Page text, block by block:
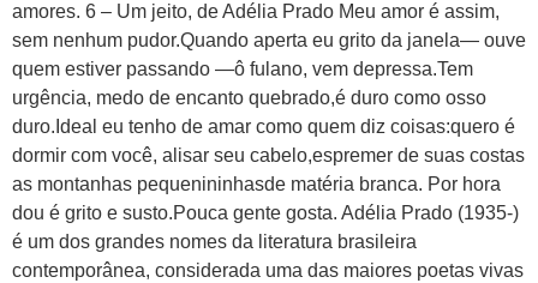
amores. 6 – Um jeito, de Adélia Prado Meu amor é assim,
sem nenhum pudor.Quando aperta eu grito da janela— ouve
quem estiver passando —ô fulano, vem depressa.Tem
urgência, medo de encanto quebrado,é duro como osso
duro.Ideal eu tenho de amar como quem diz coisas:quero é
dormir com você, alisar seu cabelo,espremer de suas costas
as montanhas pequenininhasde matéria branca. Por hora
dou é grito e susto.Pouca gente gosta. Adélia Prado (1935-)
é um dos grandes nomes da literatura brasileira
contemporânea, considerada uma das maiores poetas vivas